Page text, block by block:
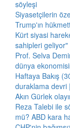
söyleşi
Siyasetçilerin
Trump'ın
Kürt siyasi
sahipleri geliyor"
Prof. Selva
dünya
Haftaya Bakış
duraklama devri
Akın Gürlek
Reza Talebi ile
mü? ABD kara